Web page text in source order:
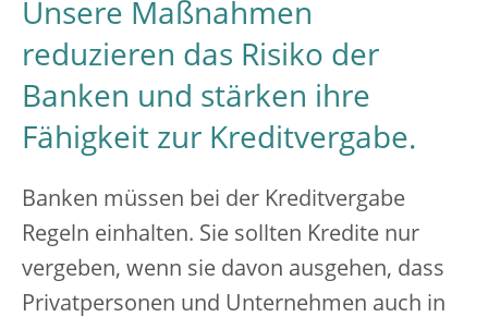
Unsere Maßnahmen
reduzieren das Risiko der
Banken und stärken ihre
Fähigkeit zur Kreditvergabe.
Banken müssen bei der Kreditvergabe
Regeln einhalten. Sie sollten Kredite nur
vergeben, wenn sie davon ausgehen, dass
Privatpersonen und Unternehmen auch in